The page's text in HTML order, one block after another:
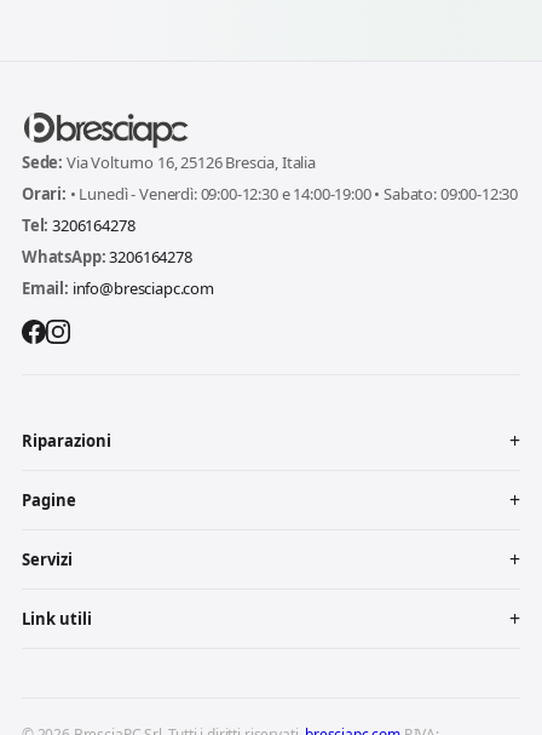
Sede: Via Volturno 16, 25126 Brescia, Italia
Orari: • Lunedì - Venerdì: 09:00-12:30 e 14:00-19:00 • Sabato: 09:00-12:30
Tel: 3206164278
WhatsApp:3206164278
Email: info@bresciapc.com
Riparazioni
Pagine
Servizi
Link utili